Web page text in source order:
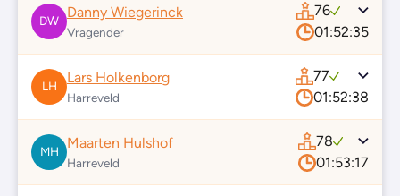
DW
Danny Wiegerinck
Vragender
76
01:52:35
LH
Lars Holkenborg
Harreveld
77
01:52:38
MH
Maarten Hulshof
Harreveld
78
01:53:17